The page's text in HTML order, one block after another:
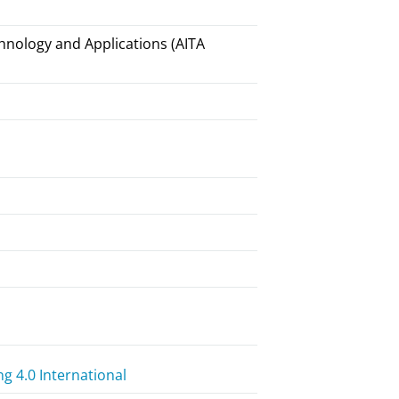
and Applications (AITA
4.0 International